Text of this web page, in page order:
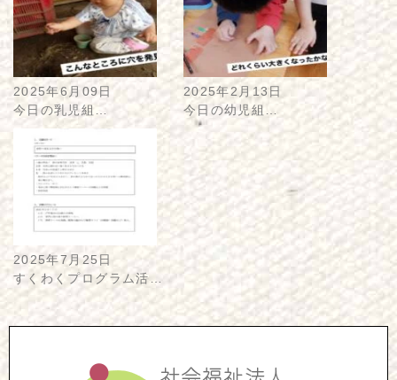
2025年6月09日
今日の乳児組…
2025年2月13日
今日の幼児組…
2025年7月25日
すくわくプログラム活…